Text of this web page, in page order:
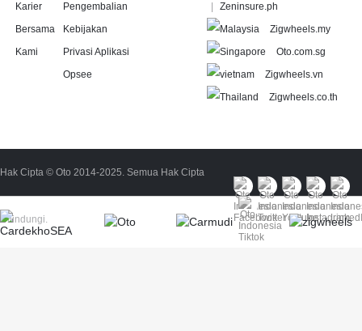
Karier
Bersama
Kami
Pengembalian
Kebijakan
Privasi Aplikasi
Opsee
Zeninsure.ph
Zigwheels.my
Oto.com.sg
Zigwheels.vn
Zigwheels.co.th
Hak Cipta © Oto 2014-2025. Semua Hak Cipta
Dilindungi.